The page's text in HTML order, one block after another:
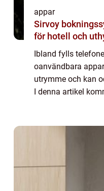
appar
Sirvoy bokningssystem
för hotell och
Ibland fylls
oanvändbara
utrymme och kan
I denna artikel